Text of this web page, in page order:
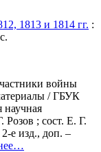
1813 и 1814 гг. :
войны
/ ГБУК
научная
Розов ; сост. Е. Г.
е изд., доп. –